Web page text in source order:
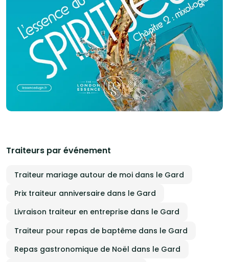
Traiteurs par événement
Traiteur mariage autour de moi dans le Gard
Prix traiteur anniversaire dans le Gard
Livraison traiteur en entreprise dans le Gard
Traiteur pour repas de baptême dans le Gard
Repas gastronomique de Noël dans le Gard